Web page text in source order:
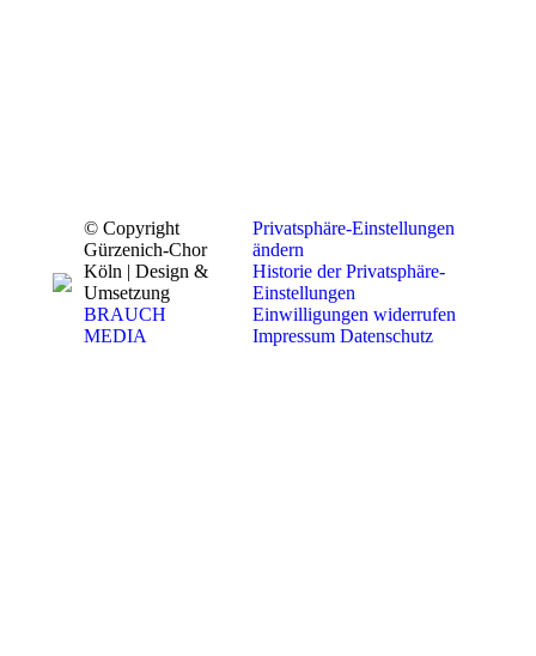
© Copyright
Gürzenich-Chor
Köln | Design &
Umsetzung
BRAUCH
MEDIA
Privatsphäre-Einstellungen
ändern
Historie der Privatsphäre-
Einstellungen
Einwilligungen widerrufen
Impressum Datenschutz